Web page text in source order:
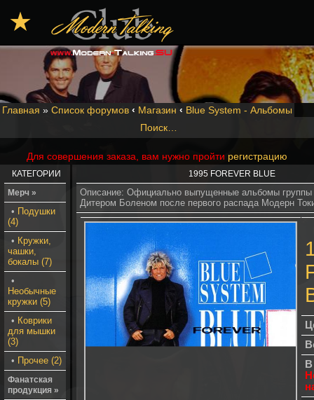
Главная » Список форумов ‹ Магазин ‹ Blue System - Альбомы
Поиск…
Для совершения заказа, вам нужно пройти регистрацию
КАТЕГОРИИ
Мерч »
• Подушки
(4)
• Кружки,
чашки,
бокалы (7)
•
Необычные
кружки (5)
• Коврики
для мышки
(3)
• Прочее (2)
Фанатская
продукция »
1995 FOREVER BLUE
Описание: Официально выпущенные альбомы группы
Дитером Боленом после первого распада Модерн
★